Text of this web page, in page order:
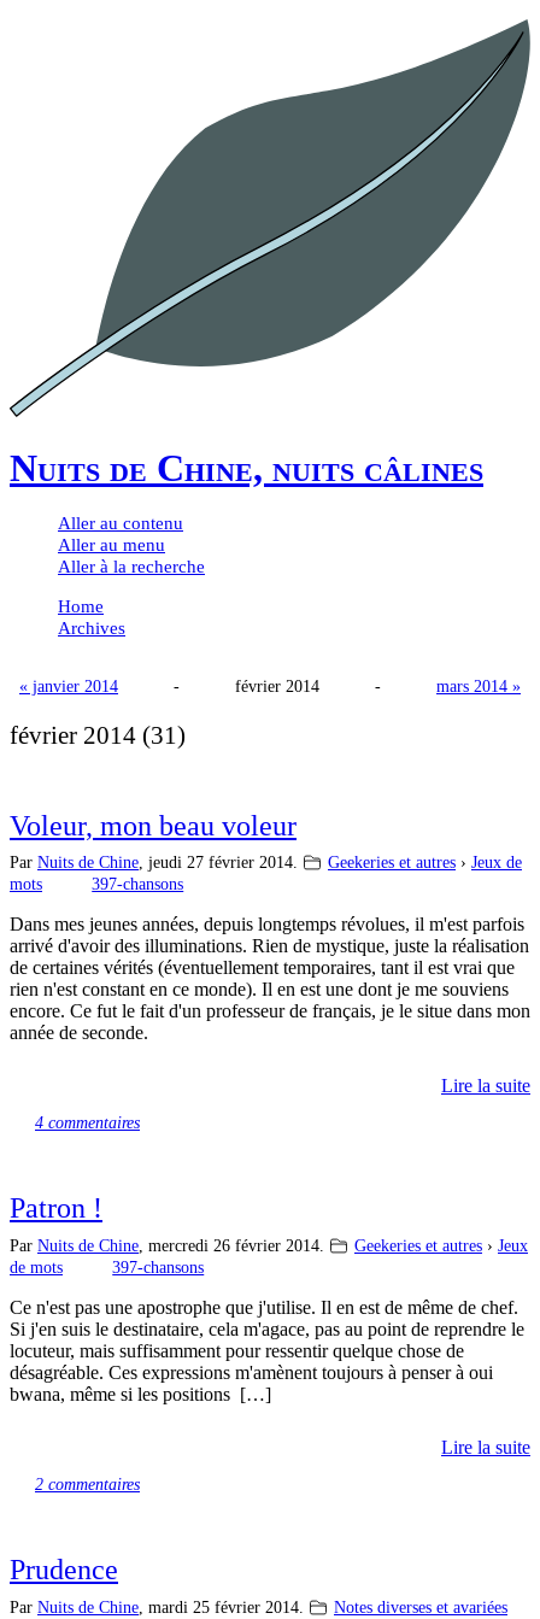
Nuits de Chine, nuits câlines
Aller au contenu
Aller au menu
Aller à la recherche
Home
Archives
« janvier 2014 - février 2014 - mars 2014 »
février 2014 (31)
Voleur, mon beau voleur
Par Nuits de Chine, jeudi 27 février 2014. Geekeries et autres › Jeux de
mots
397-chansons
Dans mes jeunes années, depuis longtemps révolues, il m'est parfois
arrivé d'avoir des illuminations. Rien de mystique, juste la réalisation
de certaines vérités (éventuellement temporaires, tant il est vrai que
rien n'est constant en ce monde). Il en est une dont je me souviens
encore. Ce fut le fait d'un professeur de français, je le situe dans mon
année de seconde.
Lire la suite
4 commentaires
Patron !
Par Nuits de Chine, mercredi 26 février 2014. Geekeries et autres › Jeux
de mots
397-chansons
Ce n'est pas une apostrophe que j'utilise. Il en est de même de chef.
Si j'en suis le destinataire, cela m'agace, pas au point de reprendre le
locuteur, mais suffisamment pour ressentir quelque chose de
désagréable. Ces expressions m'amènent toujours à penser à oui
bwana, même si les positions […]
Lire la suite
2 commentaires
Prudence
Par Nuits de Chine, mardi 25 février 2014.
Notes diverses et avariées